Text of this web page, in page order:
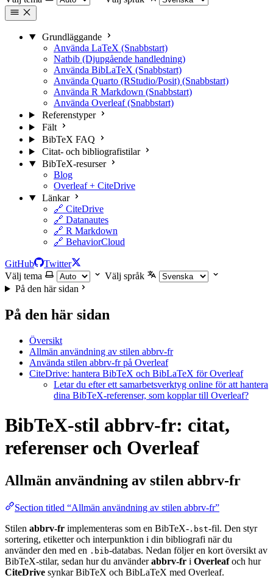
Grundläggande
Använda LaTeX (Snabbstart)
Natbib (Djupgående handledning)
Använda BibLaTeX (Snabbstart)
Använda Quarto (RStudio/Posit) (Snabbstart)
Använda R Markdown (Snabbstart)
Använda Overleaf (Snabbstart)
Referenstyper
Fält
BibTeX FAQ
Citat- och bibliografistilar
BibTeX-resurser
Blog
Overleaf + CiteDrive
Länkar
🔗 CiteDrive
🔗 Datanautes
🔗 R Markdown
🔗 BehaviorCloud
GitHub
Twitter
Välj tema
Välj språk
På den här sidan
På den här sidan
Översikt
Allmän användning av stilen abbrv-fr
Använda stilen abbrv-fr på Overleaf
CiteDrive: hantera BibTeX och BibLaTeX för Overleaf
Letar du efter ett samarbetsverktyg online för att hantera
dina BibTeX-referenser, som kopplar till Overleaf?
BibTeX-stil abbrv-fr: citat,
referenser och Overleaf
Allmän användning av stilen abbrv-fr
Section titled “Allmän användning av stilen abbrv-fr”
Stilen abbrv-fr implementeras som en BibTeX- .bst-fil. Den styr
sortering, etiketter och interpunktion i din bibliografi när du
använder den med en .bib-databas. Nedan följer en kort översikt av
BibTeX-stilar, sedan hur du använderabbrv-fr i Overleafoch hur
CiteDrive synkar BibTeX och BibLaTeX med Overleaf.